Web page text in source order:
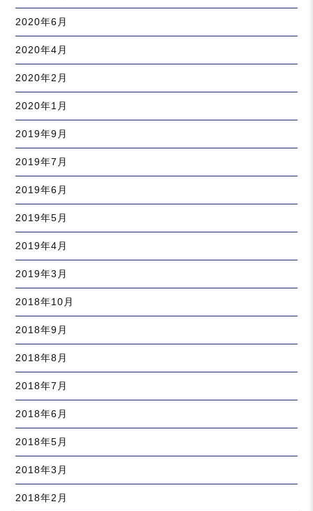
2020年6月
2020年4月
2020年2月
2020年1月
2019年9月
2019年7月
2019年6月
2019年5月
2019年4月
2019年3月
2018年10月
2018年9月
2018年8月
2018年7月
2018年6月
2018年5月
2018年3月
2018年2月